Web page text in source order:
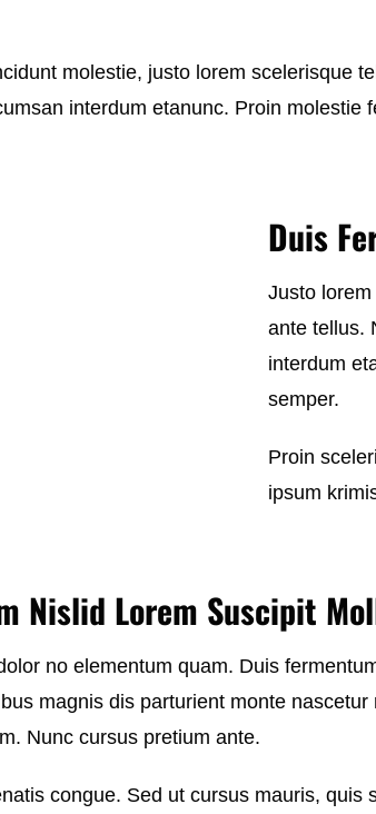
molestie, justo lorem scelerisque
interdum etanunc. Proin molestie
Duis
Justo
ante tellus.
interdum
semper.
Proin
ipsum
Nislid Lorem Suscipit
no elementum quam. Duis
magnis dis parturient monte
Nunc cursus pretium ante.
congue. Sed ut cursus mauris, quis